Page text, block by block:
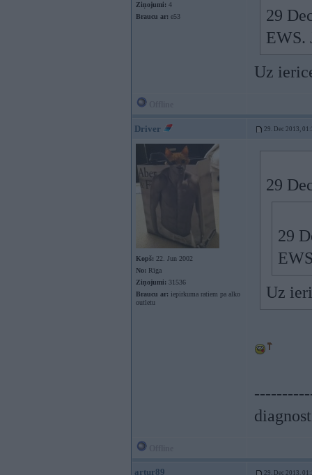
Ziņojumi: 4
Braucu ar: e53
29
EWS.
Uz
Driver 29. Dec 2013,
Kopš: 22. Jun 2002
No: Rīga
Ziņojumi: 31536
Braucu ar: iepirkuma ratiem pa alko
outletu
29
29
Uz
artur89 29. Dec 2013,